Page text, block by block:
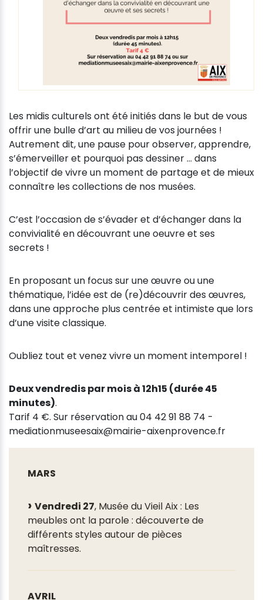
Les midis culturels ont été initiés dans le but de vous
offrir une bulle d’art au milieu de vos journées !
Autrement dit, une pause pour observer, apprendre,
s’émerveiller et pourquoi pas dessiner … dans
l’objectif de vivre un moment de partage et de mieux
connaître les collections de nos musées.
C’est l’occasion de s’évader et d’échanger dans la
convivialité en découvrant une oeuvre et ses
secrets !
En proposant un focus sur une œuvre ou une
thématique, l’idée est de (re)découvrir des œuvres,
dans une approche plus centrée et intimiste que lors
d’une visite classique.
Oubliez tout et venez vivre un moment intemporel !
Deux vendredis par mois à 12h15 (durée 45
minutes).
Tarif 4 €. Sur réservation au 04 42 91 88 74 -
mediationmuseesaix@mairie-aixenprovence.fr
MARS
Vendredi 27, Musée du Vieil Aix : Les
meubles ont la parole : découverte de
différents styles autour de pièces
maîtresses.
AVRIL